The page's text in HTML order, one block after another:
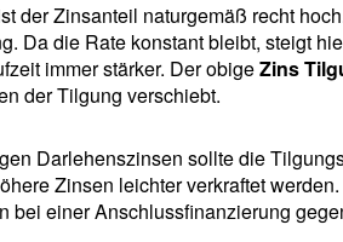
der Zinsanteil naturgemäß recht
Da die Rate konstant bleibt, steigt
immer stärker. Der obigeZins
der Tilgung verschiebt.
Darlehenszinsen sollte die
Zinsen leichter verkraftet
bei einer Anschlussfinanzierung